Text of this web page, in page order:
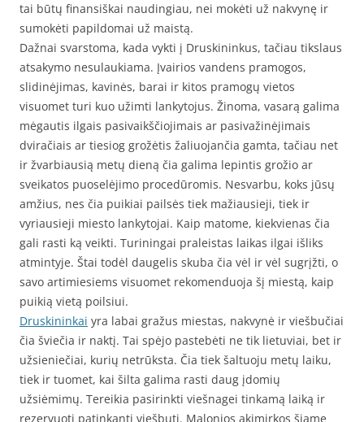
tai būtų finansiškai naudingiau, nei mokėti už nakvynę ir
sumokėti papildomai už maistą.
Dažnai svarstoma, kada vykti į Druskininkus, tačiau tikslaus
atsakymo nesulaukiama. Įvairios vandens pramogos,
slidinėjimas, kavinės, barai ir kitos pramogų vietos
visuomet turi kuo užimti lankytojus. Žinoma, vasarą galima
mėgautis ilgais pasivaikščiojimais ar pasivažinėjimais
dviračiais ar tiesiog grožėtis žaliuojančia gamta, tačiau net
ir žvarbiausią metų dieną čia galima lepintis grožio ar
sveikatos puoselėjimo procedūromis. Nesvarbu, koks jūsų
amžius, nes čia puikiai pailsės tiek mažiausieji, tiek ir
vyriausieji miesto lankytojai. Kaip matome, kiekvienas čia
gali rasti ką veikti. Turiningai praleistas laikas ilgai išliks
atmintyje. Štai todėl daugelis skuba čia vėl ir vėl sugrįžti, o
savo artimiesiems visuomet rekomenduoja šį miestą, kaip
puikią vietą poilsiui.
Druskininkai yra labai gražus miestas, nakvynė ir viešbučiai
čia šviečia ir naktį. Tai spėjo pastebėti ne tik lietuviai, bet ir
užsieniečiai, kurių netrūksta. Čia tiek šaltuoju metų laiku,
tiek ir tuomet, kai šilta galima rasti daug įdomių
užsiėmimų. Tereikia pasirinkti viešnagei tinkamą laiką ir
rezervuoti patinkantį viešbutį. Malonios akimirkos šiame